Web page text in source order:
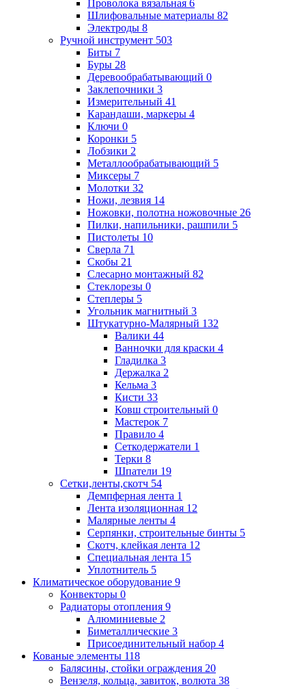
Проволока вязальная 6
Шлифовальные материалы 82
Электроды 8
Ручной инструмент 503
Биты 7
Буры 28
Деревообрабатывающий 0
Заклепочники 3
Измерительный 41
Карандаши, маркеры 4
Ключи 0
Коронки 5
Лобзики 2
Металлообрабатывающий 5
Миксеры 7
Молотки 32
Ножи, лезвия 14
Ножовки, полотна ножовочные 26
Пилки, напильники, рашпили 5
Пистолеты 10
Сверла 71
Скобы 21
Слесарно монтажный 82
Стеклорезы 0
Степлеры 5
Угольник магнитный 3
Штукатурно-Малярный 132
Валики 44
Ванночки для краски 4
Гладилка 3
Держалка 2
Кельма 3
Кисти 33
Ковш строительный 0
Мастерок 7
Правило 4
Сеткодержатели 1
Терки 8
Шпатели 19
Сетки,ленты,скотч 54
Демпферная лента 1
Лента изоляционная 12
Малярные ленты 4
Серпянки, строительные бинты 5
Скотч, клейкая лента 12
Специальная лента 15
Уплотнитель 5
Климатическое оборудование 9
Конвекторы 0
Радиаторы отопления 9
Алюминиевые 2
Биметаллические 3
Присоединительный набор 4
Кованые элементы 118
Балясины, стойки ограждения 20
Вензеля, кольца, завиток, волюта 38